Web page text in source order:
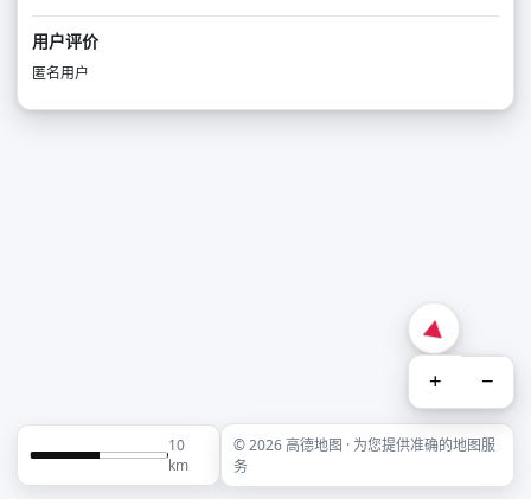
用户评价
匿名用户
+ −
10
km
© 2026 高德地图 · 为您提供准确的地图服
务